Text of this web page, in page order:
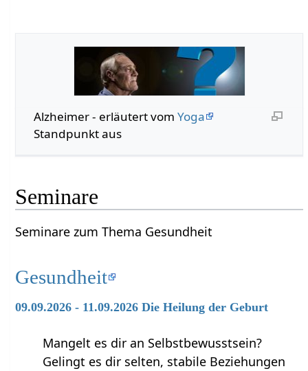
Alzheimer - erläutert vom Yoga
Standpunkt aus
Seminare
Seminare zum Thema Gesundheit
Gesundheit
09.09.2026 - 11.09.2026 Die Heilung der Geburt
Mangelt es dir an Selbstbewusstsein?
Gelingt es dir selten, stabile Beziehungen